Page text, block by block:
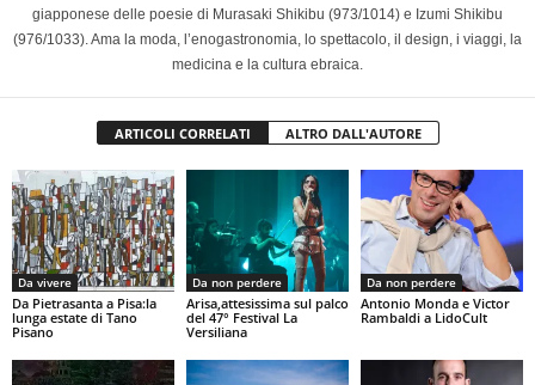
giapponese delle poesie di Murasaki Shikibu (973/1014) e Izumi Shikibu
(976/1033). Ama la moda, l’enogastronomia, lo spettacolo, il design, i viaggi, la
medicina e la cultura ebraica.
ARTICOLI CORRELATI ALTRO DALL'AUTORE
Da vivere
Da Pietrasanta a Pisa:la
lunga estate di Tano
Pisano
Da non perdere
Arisa,attesissima sul palco
del 47° Festival La
Versiliana
Da non perdere
Antonio Monda e Victor
Rambaldi a LidoCult